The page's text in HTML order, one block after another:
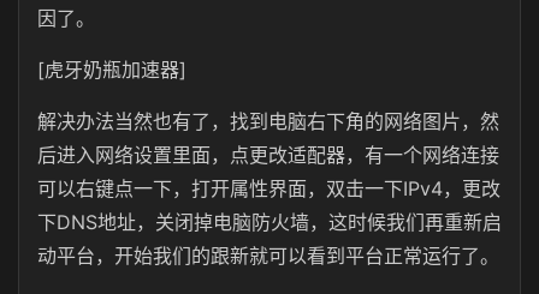
因了。
[虎牙奶瓶加速器]
解决办法当然也有了，找到电脑右下角的网络图片，然
后进入网络设置里面，点更改适配器，有一个网络连接
可以右键点一下，打开属性界面，双击一下IPv4，更改
下DNS地址，关闭掉电脑防火墙，这时候我们再重新启
动平台，开始我们的跟新就可以看到平台正常运行了。